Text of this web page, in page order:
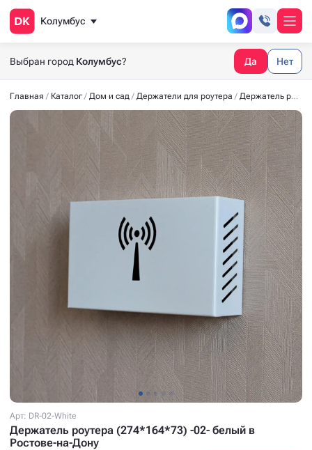
Колумбус
Выбран город Колумбус? Да Нет
Главная Каталог Дом и сад Держатели для роутера Держатель роутера (274*164*73) -02- белый
Арт: DR-02-White
Держатель роутера (274*164*73) -02- белый в
Ростове-на-Дону